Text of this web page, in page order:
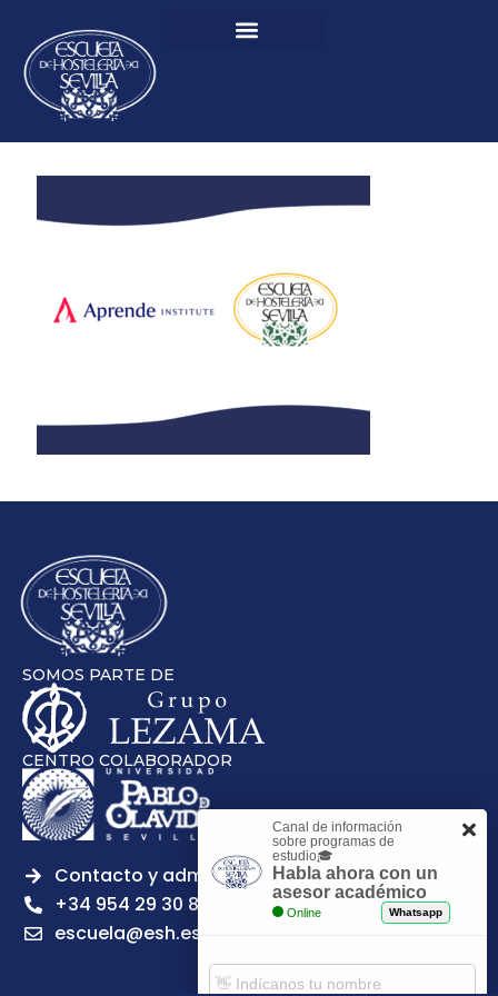
SOMOS PARTE DE
CENTRO COLABORADOR
Contacto y admisiones
+34 954 29 30 81
escuela@esh.es
Canal de información
sobre programas de
estudio🎓
Habla ahora con un
asesor académico
Online Whatsapp